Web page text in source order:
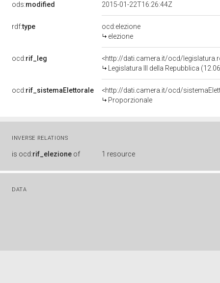
ods:modified 2015-01-22T16:26:44Z
rdf:type
ocd:elezione
elezione
ocd:rif_leg
<http://dati.camera.it/ocd/
Legislatura III della Repubblica
ocd:rif_sistemaElettorale
<http://dati.camera.it/ocd/
Proporzionale
INVERSE RELATIONS
is ocd:rif_elezione of 1 resource
DATA